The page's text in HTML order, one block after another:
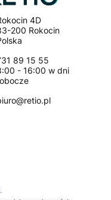
4D
200 Rokocin
89 15 55
- 16:00 w dni